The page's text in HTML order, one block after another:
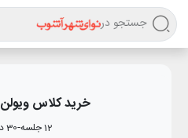
جستجو در
خریدکلاس ویولن
12جلسه-30 دقیقه ای